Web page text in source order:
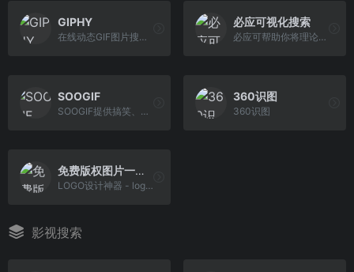
GIPHY
在线动态GIF图片搜索引擎，提供高质量动图GIF素材下载
必应可视化搜索
必应可帮助你将理论付诸实践，使得搜索更加方便快捷，从而达到事半功倍的效果。
SOOGIF
SOOGIF提供搞笑、表情、美女、明星、热门事件GIF动图全搜索，GIF工具支持视频转GIF、图片合成GIF、GIF压缩、GIF编辑、GIF裁剪、在线录屏等功能。是QQ、微信斗图 神器，微信公众号、微博、新媒体编辑GIF动图素材库，好玩的GIF出处发源地。
360识图
360识图
免费版权图片一键搜索!
LOGO设计神器 - logo在线设计生成器，免费在线生成公司logo设计！
影视搜索